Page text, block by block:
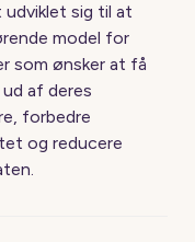
sig til at
model for
som ønsker at få
af deres
forbedre
og reducere